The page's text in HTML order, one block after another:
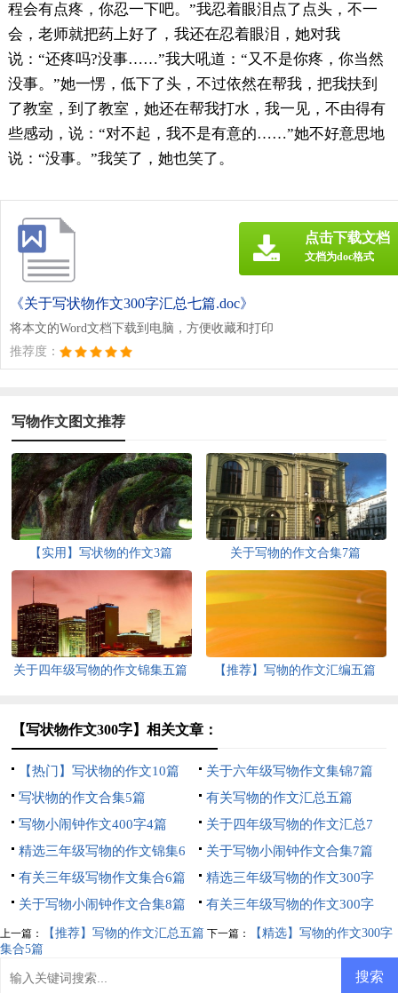
程会有点疼，你忍一下吧。”我忍着眼泪点了点头，不一
会，老师就把药上好了，我还在忍着眼泪，她对我
说：“还疼吗?没事……”我大吼道：“又不是你疼，你当然
没事。”她一愣，低下了头，不过依然在帮我，把我扶到
了教室，到了教室，她还在帮我打水，我一见，不由得有
些感动，说：“对不起，我不是有意的……”她不好意思地
说：“没事。”我笑了，她也笑了。
《关于写状物作文300字汇总七篇.doc》
将本文的Word文档下载到电脑，方便收藏和打印
推荐度：
点击下载文档
文档为doc格式
写物作文图文推荐
【实用】写状物的作文3篇 关于写物的作文合集7篇
关于四年级写物的作文锦集五篇 【推荐】写物的作文汇编五篇
【写状物作文300字】相关文章：
【热门】写状物的作文10篇
关于六年级写物作文集锦7篇
写状物的作文合集5篇
有关写物的作文汇总五篇
写物小闹钟作文400字4篇
关于四年级写物的作文汇总7
篇
精选三年级写物的作文锦集6
篇
关于写物小闹钟作文合集7篇
有关三年级写物作文集合6篇
精选三年级写物的作文300字
四篇
关于写物小闹钟作文合集8篇
有关三年级写物的作文300字
八篇
上一篇： 【推荐】写物的作文汇总五篇 下一篇：
【精选】写物的作文300字
集合5篇